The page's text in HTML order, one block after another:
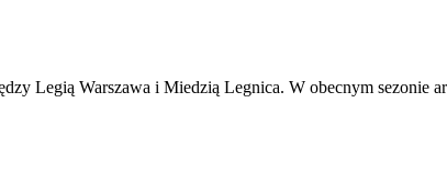
Legią Warszawa i Miedzią Legnica. W obecnym sezonie